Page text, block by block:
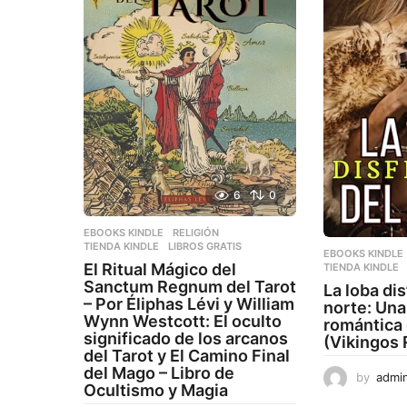
6 0
EBOOKS KINDLE ,RELIGIÓN
TIENDA KINDLE
LIBROS GRATIS
El Ritual Mágico del
Sanctum Regnum del Tarot
– Por Éliphas Lévi y William
Wynn Westcott: El oculto
significado de los arcanos
del Tarot y El Camino Final
del Mago – Libro de
Ocultismo y Magia
EBOOKS KINDLE
TIENDA KINDLE
La loba
norte:
romántica
(Vikingos
by